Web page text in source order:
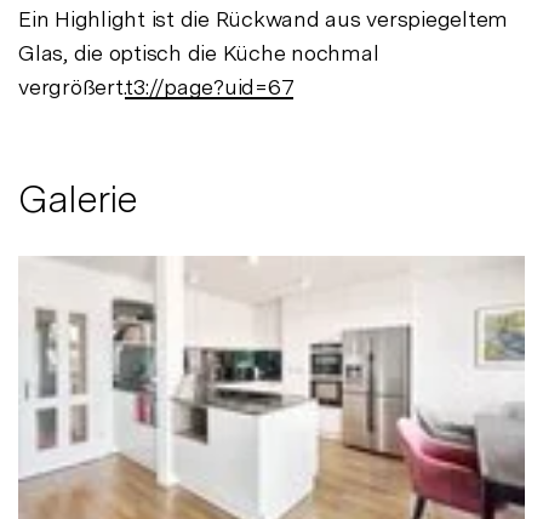
Ein Highlight ist die Rückwand aus verspiegeltem
Glas, die optisch die Küche nochmal
vergrößert.t3://page?uid=67
Galerie